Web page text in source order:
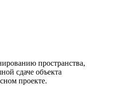
пространства,
сдаче объекта
проекте.